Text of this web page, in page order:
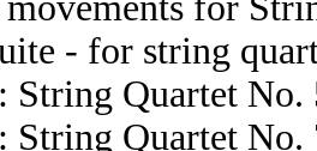
- for string
String Quartet
String Quartet